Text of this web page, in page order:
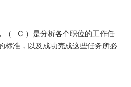
（ C ）是分析各个职位的工作任
标准，以及成功完成这些任务所必